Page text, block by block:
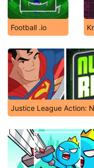
Football .io
Justice League Action: